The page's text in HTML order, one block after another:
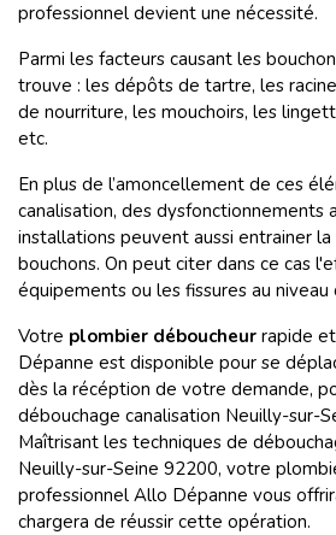
professionnel devient une nécessité.
Parmi les facteurs causant les
trouve : les dépôts de tartre, les
de nourriture, les mouchoirs, les
etc.
En plus de l’amoncellement de ces
canalisation, des dysfonctionnements
installations peuvent aussi entrainer
bouchons. On peut citer dans ce cas
équipements ou les fissures au niveau
Votre plombier déboucheur rapide
Dépanne est disponible pour se
dès la récéption de votre demande,
débouchage canalisation Neuilly-sur-
Maîtrisant les techniques de
Neuilly-sur-Seine 92200, votre
professionnel Allo Dépanne vous
chargera de réussir cette opération.